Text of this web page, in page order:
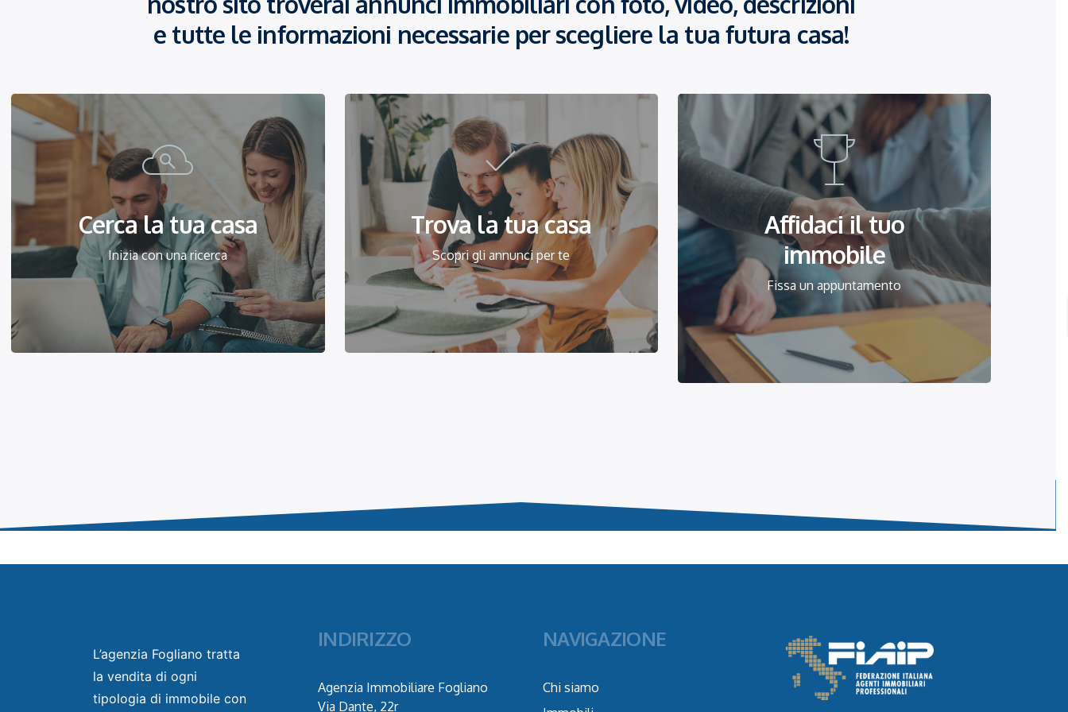
e tutte le informazioni necessarie per scegliere la tua futura casa!
Cerca la tua casa
Inizia con una ricerca
Trova la tua casa
Scopri gli annunci per te
Affidaci il tuo
immobile
Fissa un appuntamento
L’agenzia Fogliano tratta
la vendita di ogni
tipologia di immobile con
INDIRIZZO
Agenzia Immobiliare Fogliano
Via Dante, 22r
NAVIGAZIONE
Chi siamo